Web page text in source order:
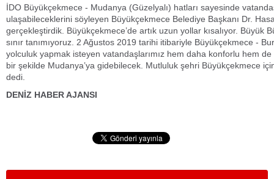
İDO Büyükçekmece - Mudanya (Güzelyalı) hatları sayesinde
ulaşabileceklerini söyleyen Büyükçekmece Belediye Başkanı Dr.
gerçekleştirdik. Büyükçekmece’de artık uzun yollar kısalıyor. Büyük
sınır tanımıyoruz. 2 Ağustos 2019 tarihi itibariyle Büyükçekmece -
yolculuk yapmak isteyen vatandaşlarımız hem daha konforlu hem
bir şekilde Mudanya’ya gidebilecek. Mutluluk şehri Büyükçekmece
dedi.
DENİZ HABER AJANSI